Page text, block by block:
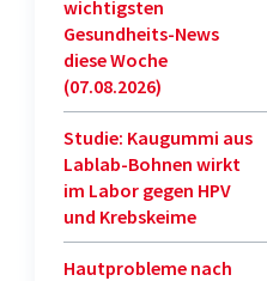
wichtigsten
Gesundheits-News
diese Woche
(07.08.2026)
Studie: Kaugummi aus
Lablab-Bohnen wirkt
im Labor gegen HPV
und Krebskeime
Hautprobleme nach